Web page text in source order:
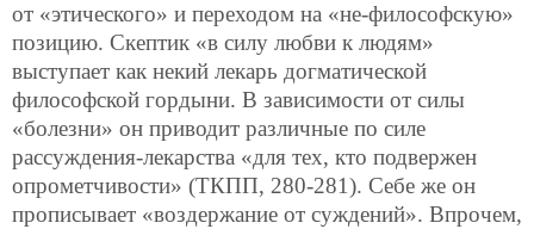
от «этического» и переходом на «не-философскую»
позицию. Скептик «в силу любви к людям»
выступает как некий лекарь догматической
философской гордыни. В зависимости от силы
«болезни» он приводит различные по силе
рассуждения-лекарства «для тех, кто подвержен
опрометчивости» (ТКПП, 280-281). Себе же он
прописывает «воздержание от суждений». Впрочем,